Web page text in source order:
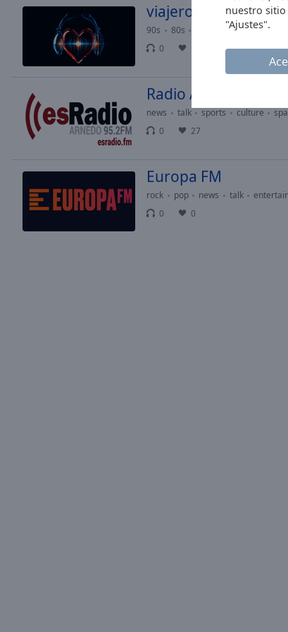
nuestro sitio
"Ajustes".
Opacity
Opacity
viajerosremix
90s 80s
60s
0
Radio Arnedo
news talk sports culture
0
27
Europa FM
rock pop news talk
0
0